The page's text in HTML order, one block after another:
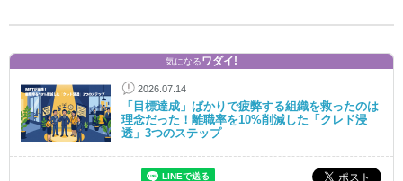
気になるワダイ!
2026.07.14
「目標達成」ばかりで疲弊する組織を救ったのは
理念だった！離職率を10%削減した「クレド浸
透」3つのステップ